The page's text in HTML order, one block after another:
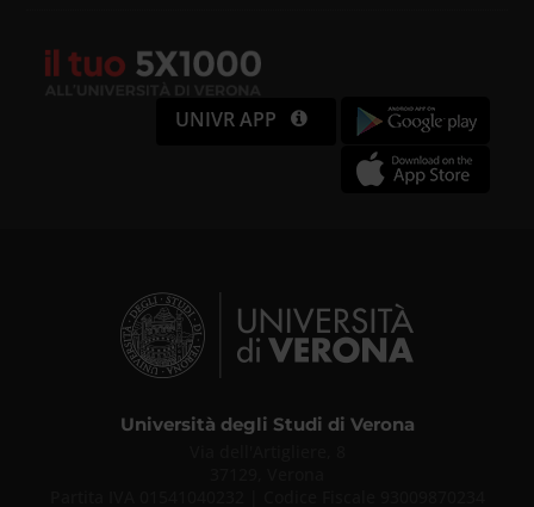
UNIVR APP
Università degli Studi di Verona